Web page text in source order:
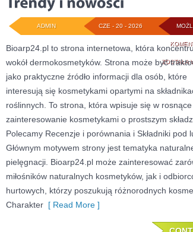
ZOSTAŁA
CZE - 20 - 2026
ADMIN
Bioarp24.pl to strona internetowa, która
wokół dermokosmetyków. Strona może być
jako praktyczne źródło informacji dla osób, które
interesują się kosmetykami opartymi na
roślinnych. To strona, która wpisuje się w rosnące
zainteresowanie kosmetykami o prostszym
Polecamy Recenzje i porównania i Składniki pod
Głównym motywem strony jest tematyka
pielęgnacji. Bioarp24.pl może zainteresować
miłośników naturalnych kosmetyków, jak i
hurtowych, którzy poszukują różnorodnych
Charakter [ Read More ]